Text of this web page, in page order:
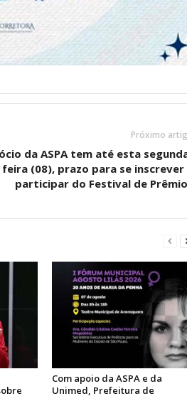
Próximo
da ASPA tem até esta
feira (08), prazo para se inscrever
participar do Festival de
Com apoio da ASPA e da
Unimed, Prefeitura de